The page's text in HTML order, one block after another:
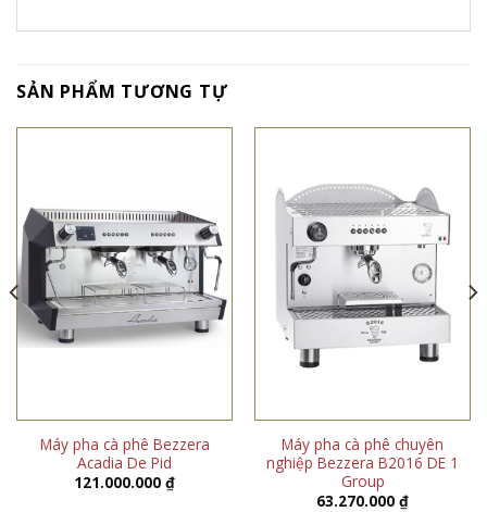
SẢN PHẨM TƯƠNG TỰ
Máy pha cà phê Bezzera
Acadia De Pid
121.000.000 ₫
Máy pha cà phê chuyên
nghiệp Bezzera B2016 DE 1
Group
63.270.000 ₫